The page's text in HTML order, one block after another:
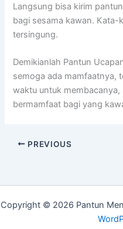
Langsung bisa kirim
bagi sesama kawan. Kata-
tersingung.
Demikianlah Pantun
semoga ada mamfaatnya,
waktu untuk
bermamfaat bagi yang
PREVIOUS
Copyright © 2026 Pantun